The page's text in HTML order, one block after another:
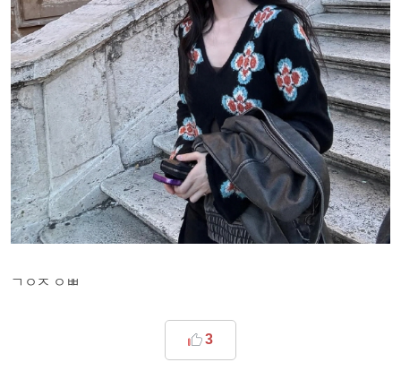
ㄱㅇㅈ ㅇㅃ
3